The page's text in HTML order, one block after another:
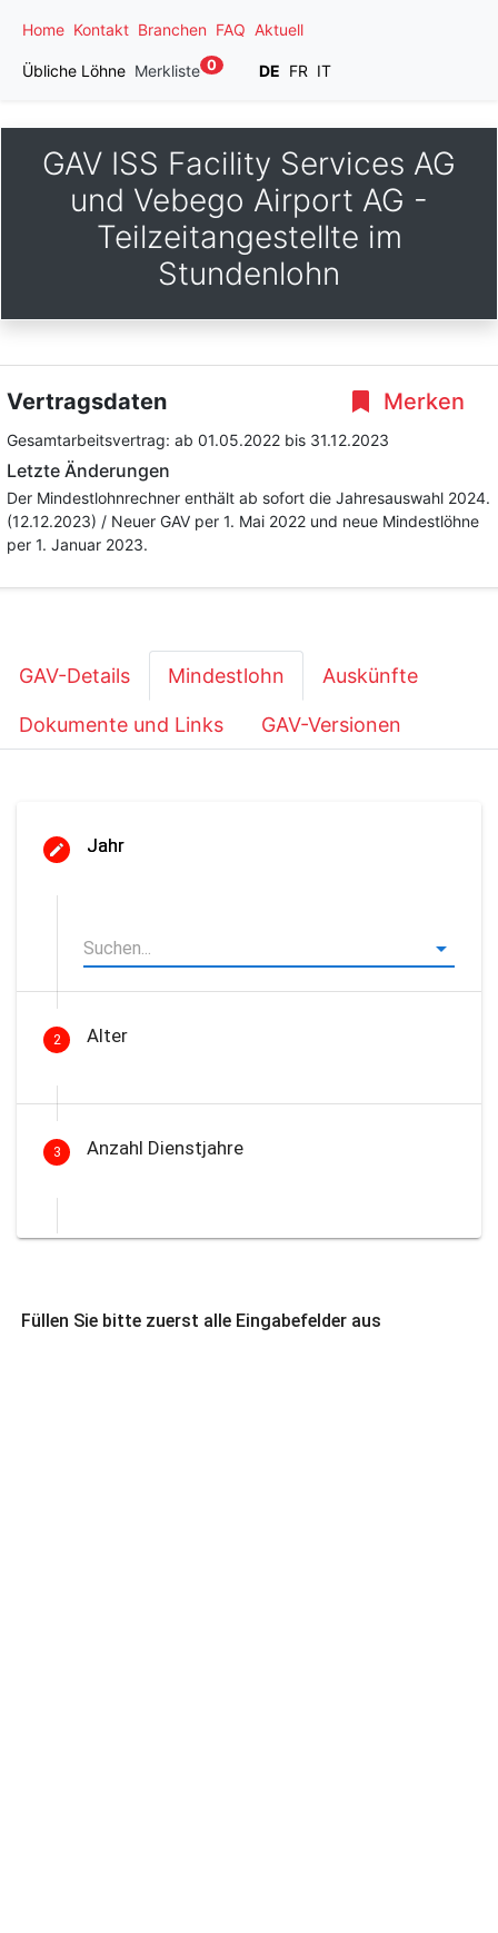
Home Kontakt Branchen FAQ Aktuell
Übliche Löhne Merkliste 0 DE FR IT
GAV ISS Facility Services AG
und Vebego Airport AG -
Teilzeitangestellte im
Stundenlohn
Merken
Vertragsdaten
Gesamtarbeitsvertrag: ab 01.05.2022 bis 31.12.2023
Letzte Änderungen
Der Mindestlohnrechner enthält ab sofort die Jahresauswahl 2024.
(12.12.2023) / Neuer GAV per 1. Mai 2022 und neue Mindestlöhne
per 1. Januar 2023.
GAV-Details Mindestlohn Auskünfte
Dokumente und Links GAV-Versionen
Jahr
2 Alter
3 Anzahl Dienstjahre
Füllen Sie bitte zuerst alle Eingabefelder aus